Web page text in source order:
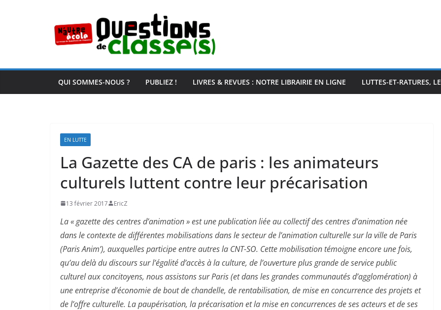
QUI SOMMES-NOUS ? PUBLIEZ ! LIVRES & REVUES : NOTRE LIBRAIRIE EN LIGNE LUTTES-ET-RATURES,
EN LUTTE
La Gazette des CA de paris : les animateurs
culturels luttent contre leur précarisation
13 février 2017 EricZ
La « gazette des centres d’animation » est une publication liée au collectif des centres d’animation née
dans le contexte de différentes mobilisations dans le secteur de l’animation culturelle sur la ville de Paris
(Paris Anim’), auxquelles participe entre autres la CNT-SO. Cette mobilisation témoigne encore une fois,
qu’au delà du discours sur l’égalité d’accès à la culture, de l’ouverture plus grande de service public
culturel aux concitoyens, nous assistons sur Paris (et dans les grandes communautés d’agglomération) à
une entreprise d’économie de bout de chandelle, de rentabilisation, de mise en concurrence des projets et
de l’offre culturelle. La paupérisation, la précarisation et la mise en concurrences de ses acteurs et de ses